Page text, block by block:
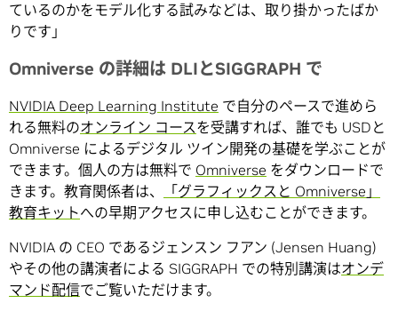
ているのかをモデル化する試みなどは、取り掛かったばか
りです」
Omniverse の詳細は DLIとSIGGRAPH で
NVIDIA Deep Learning Institute で自分のペースで進めら
れる無料のオンライン コースを受講すれば、誰でも USDと
Omniverse によるデジタル ツイン開発の基礎を学ぶことが
できます。個人の方は無料で Omniverse をダウンロードで
きます。教育関係者は、
「グラフィックスと Omniverse」
教育キットへの早期アクセスに申し込むことができます。
NVIDIA の CEO であるジェンスン フアン (Jensen Huang)
やその他の講演者による SIGGRAPH での特別講演はオンデ
マンド配信でご覧いただけます。